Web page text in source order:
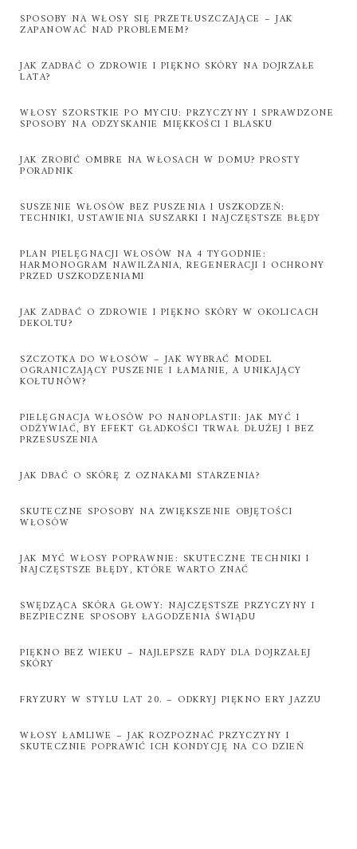
SPOSOBY NA WŁOSY SIĘ PRZETŁUSZCZAJĄCE – JAK
ZAPANOWAĆ NAD PROBLEMEM?
JAK ZADBAĆ O ZDROWIE I PIĘKNO SKÓRY NA DOJRZAŁE
LATA?
WŁOSY SZORSTKIE PO MYCIU: PRZYCZYNY I SPRAWDZONE
SPOSOBY NA ODZYSKANIE MIĘKKOŚCI I BLASKU
JAK ZROBIĆ OMBRE NA WŁOSACH W DOMU? PROSTY
PORADNIK
SUSZENIE WŁOSÓW BEZ PUSZENIA I USZKODZEŃ:
TECHNIKI, USTAWIENIA SUSZARKI I NAJCZĘSTSZE BŁĘDY
PLAN PIELĘGNACJI WŁOSÓW NA 4 TYGODNIE:
HARMONOGRAM NAWILŻANIA, REGENERACJI I OCHRONY
PRZED USZKODZENIAMI
JAK ZADBAĆ O ZDROWIE I PIĘKNO SKÓRY W OKOLICACH
DEKOLTU?
SZCZOTKA DO WŁOSÓW – JAK WYBRAĆ MODEL
OGRANICZAJĄCY PUSZENIE I ŁAMANIE, A UNIKAJĄCY
KOŁTUNÓW?
PIELĘGNACJA WŁOSÓW PO NANOPLASTII: JAK MYĆ I
ODŻYWIAĆ, BY EFEKT GŁADKOŚCI TRWAŁ DŁUŻEJ I BEZ
PRZESUSZENIA
JAK DBAĆ O SKÓRĘ Z OZNAKAMI STARZENIA?
SKUTECZNE SPOSOBY NA ZWIĘKSZENIE OBJĘTOŚCI
WŁOSÓW
JAK MYĆ WŁOSY POPRAWNIE: SKUTECZNE TECHNIKI I
NAJCZĘSTSZE BŁĘDY, KTÓRE WARTO ZNAĆ
SWĘDZĄCA SKÓRA GŁOWY: NAJCZĘSTSZE PRZYCZYNY I
BEZPIECZNE SPOSOBY ŁAGODZENIA ŚWIĄDU
PIĘKNO BEZ WIEKU – NAJLEPSZE RADY DLA DOJRZAŁEJ
SKÓRY
FRYZURY W STYLU LAT 20. – ODKRYJ PIĘKNO ERY JAZZU
WŁOSY ŁAMLIWE – JAK ROZPOZNAĆ PRZYCZYNY I
SKUTECZNIE POPRAWIĆ ICH KONDYCJĘ NA CO DZIEŃ